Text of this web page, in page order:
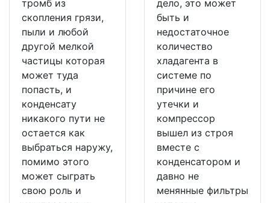
тромб из
скопления грязи,
пыли и любой
другой мелкой
частицы которая
может туда
попасть, и
конденсату
никакого пути не
остается как
выбраться наружу,
помимо этого
может сыграть
свою роль и
дело, это может
быть и
недостаточное
количество
хладагента в
системе по
причине его
утечки и
компрессор
вышел из строя
вместе с
конденсатором и
давно не
менянные фильтры